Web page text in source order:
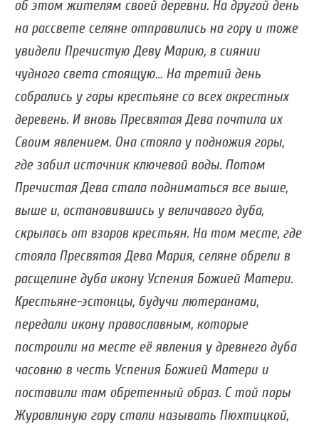
об этом жителям своей деревни. На другой день
на рассвете селяне отправились на гору и тоже
увидели Пречистую Деву Марию, в сиянии
чудного света стоящую… На третий день
собрались у горы крестьяне со всех окрестных
деревень. И вновь Пресвятая Дева почтила их
Своим явлением. Она стояла у подножия горы,
где забил источник ключевой воды. Потом
Пречистая Дева стала подниматься все выше,
выше и, остановившись у величавого дуба,
скрылась от взоров крестьян. На том месте, где
стояла Пресвятая Дева Мария, селяне обрели в
расщелине дуба икону Успения Божией Матери.
Крестьяне-эстонцы, будучи лютеранами,
передали икону православным, которые
построили на месте её явления у древнего дуба
часовню в честь Успения Божией Матери и
поставили там обретенный образ. С той поры
Журавлиную гору стали называть Пюхтицкой,